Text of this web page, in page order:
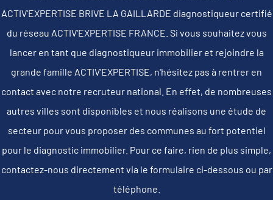
ACTIV'EXPERTISE BRIVE LA GAILLARDE diagnostiqueur certifié
du réseau ACTIV'EXPERTISE FRANCE. Si vous souhaitez vous
lancer en tant que diagnostiqueur immobilier et rejoindre la
grande famille ACTIV'EXPERTISE, n'hésitez pas à rentrer en
contact avec notre recruteur national. En effet, de nombreuses
autres villes sont disponibles et nous réalisons une étude de
secteur pour vous proposer des communes au fort potentiel
pour le diagnostic immobilier. Pour ce faire, rien de plus simple,
contactez-nous directement via le formulaire ci-dessous ou par
téléphone.